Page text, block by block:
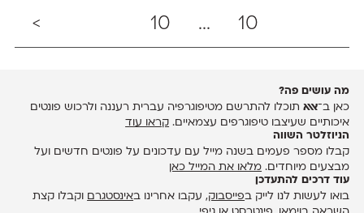
10
...
> 10
מה עושים פה?
כאן ב־אאאתוכלו להתרשם מטיפוגרפיה עברית רעננה ולרכוש פונטים
איכותיים שעיצבו טיפוגרפים עצמאיים. קראו עוד
הניוזלטר השווה
קבלו מספר פעמים בשנה מייל עם עדכונים על פונטים חדשים ועל
מבצעים מיוחדים. מלאו את המייל כאן
עוד דרכים להתעדכן
בואו לעשות לנו לייק בפייסבוק, עקבו אחרינו באינסטגרם וקבלו קצת